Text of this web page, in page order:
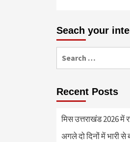
Seach your
for:
Recent Posts
मिस उत्तराखंड 2026
अगले दो दिनों में भारी से